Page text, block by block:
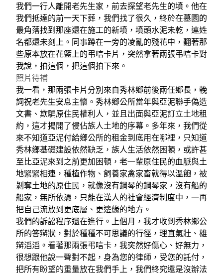
我們一行人離開老先生家，前去探望老先生的墳。他在
我們抵達的前一天下葬，我們找了很久，終於在墓園的
最角落找到那座還在施工的新墳，墳頭水泥未乾，連姓
名都還未刻上。同事蹲在一旁的凌亂的殘花中，翻著那
些原本放在花籃上的弔唁卡片，突然拿著兩張弔唁卡對
我說，拍這個，把這個拍下來。
照片待補
我一看，那兩張卡片分別來自秀林鄉前後兩任鄉長，輓
詞祝老先生安息主懷。秀林鄉公所當年與亞泥聯手偽造
文書、欺騙原住民權利人，並且出面與亞泥訂立土地租
約，這才揭開了侵佔族人土地的序幕。多年來，我們從
來不知道亞泥付給鄉公所的租金到底用在哪裡，只知道
秀林鄉基礎建設依然缺乏，族人生活依然困頓，或許甚
至比亞泥來到之前更加困頓，老一輩原住民的血脈與土
地緊緊相連，種植作物、飼養家禽家畜就得以溫飽，被
剝奪土地的原住民，就像沒有鋼琴的鋼琴家，沒有船的
船家，無所依憑，只能在漢人的社會經濟制度中，一再
把自己流放到更底層、更邊緣的地方。
我們的訴訟程序還在進行。上個月，我才收到秀林鄉公
所的答辯狀，對於種種不可思議的行徑，理直氣壯、雄
辯滔滔。看著那兩張弔唁卡，我突然好傷心、好無力，
很想跟他說一聲對不起，身為您的律師，受您的託付，
把所有盼望的重量放在我們手上，我們終究還是沒辦法